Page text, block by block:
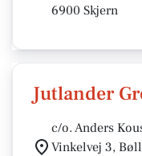
6900 Skjern
Jutlander
c/o. Anders
Vinkelvej 3,